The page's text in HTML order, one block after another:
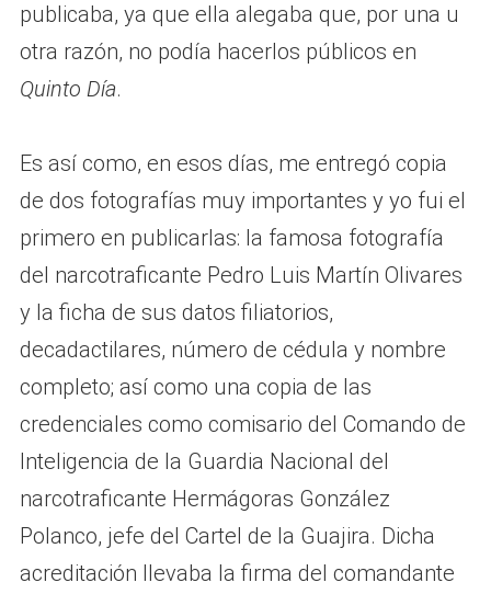
publicaba, ya que ella alegaba que, por una u
otra razón, no podía hacerlos públicos en
Quinto Día.
Es así como, en esos días, me entregó copia
de dos fotografías muy importantes y yo fui el
primero en publicarlas: la famosa fotografía
del narcotraficante Pedro Luis Martín Olivares
y la ficha de sus datos filiatorios,
decadactilares, número de cédula y nombre
completo; así como una copia de las
credenciales como comisario del Comando de
Inteligencia de la Guardia Nacional del
narcotraficante Hermágoras González
Polanco, jefe del Cartel de la Guajira. Dicha
acreditación llevaba la firma del comandante